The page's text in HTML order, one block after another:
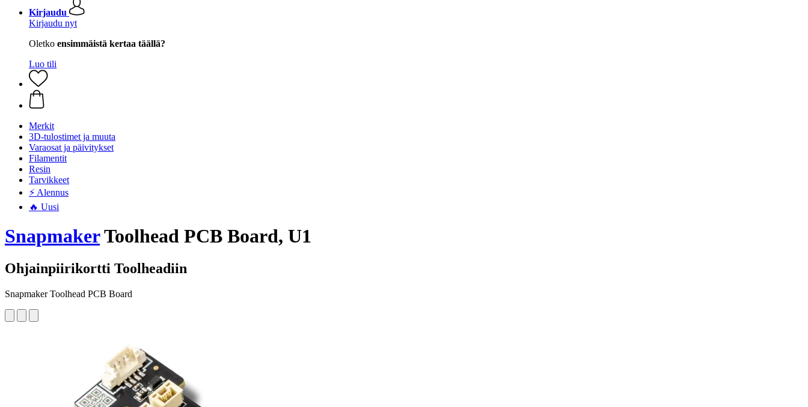
Kirjaudu
Kirjaudu nyt
Oletko ensimmäistä kertaa täällä?
Luo tili
Merkit
3D-tulostimet ja muuta
Varaosat ja päivitykset
Filamentit
Resin
Tarvikkeet
⚡ Alennus
🔥 Uusi
SnapmakerToolhead PCB Board, U1
Ohjainpiirikortti Toolheadiin
Snapmaker Toolhead PCB Board